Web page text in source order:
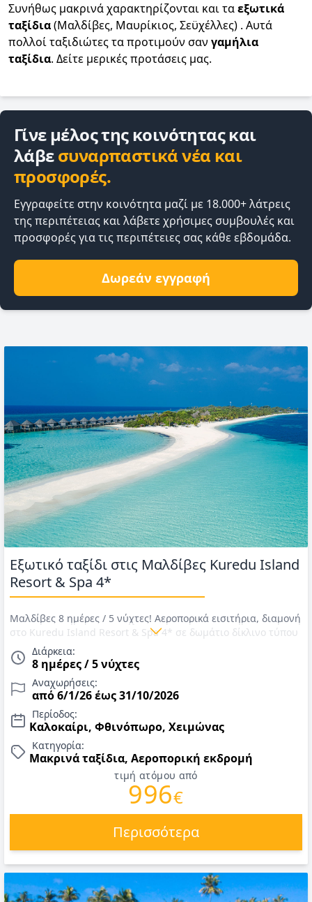
Συνήθως μακρινά χαρακτηρίζονται και ταεξωτικά
ταξίδια(Μαλδίβες, Μαυρίκιος, Σεϋχέλλες) . Αυτά
πολλοί ταξιδιώτες τα προτιμούν σαν γαμήλια
ταξίδια. Δείτε μερικές προτάσεις μας.
Γίνε μέλος της κοινότητας και
λάβεσυναρπαστικά νέα και
προσφορές.
Εγγραφείτε στην κοινότητα μαζί με 18.000+ λάτρεις
της περιπέτειας και λάβετε χρήσιμες συμβουλές και
προσφορές για τις περιπέτειες σας κάθε εβδομάδα.
Δωρεάν εγγραφή
Εξωτικό ταξίδι στις Μαλδίβες Kuredu Island
Resort & Spa 4*
Μαλδίβες 8 ημέρες / 5 νύχτες! Αεροπορικά εισιτήρια, διαμονή
στο Kuredu Island Resort & Spa 4* σε δωμάτιο δίκλινο τύπου
garden bungalow ή άλλου τύπου που θα επιλέξετε, πλήρη
διατροφή, μεταφορές από το αεροδρόμιο στο ξενοδοχείο με
ταχύπλο! Αναχωρήσεις έως 31/10/26 Νεόνυμφοι επιπλέον
παροχές !!! Τιμές Ιανουάριος έως Οκτώβριος 2026
Διάρκεια:
8 ημέρες / 5 νύχτες
Αναχωρήσεις:
από 6/1/26 έως 31/10/2026
Περίοδος:
Καλοκαίρι, Φθινόπωρο, Χειμώνας
Κατηγορία:
Μακρινά ταξίδια, Αεροπορική εκδρομή
τιμή ατόμου από
996€
Περισσότερα